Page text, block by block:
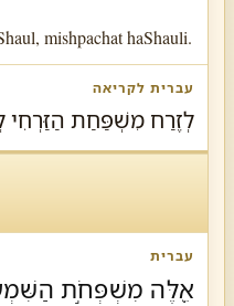
mishpachat haShauli.
לְזֶרַח מִשְׁפַּחַת הַזַּרְחִי
אֵ֖לֶּה מִשְׁפְּחֹ֣ת